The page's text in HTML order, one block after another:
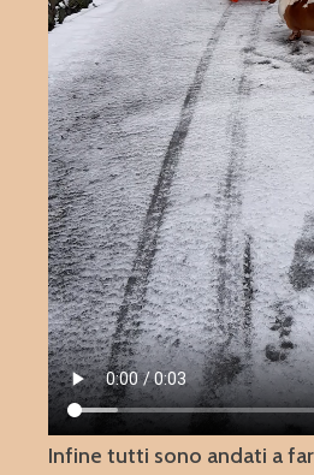
Infine tutti sono andati a